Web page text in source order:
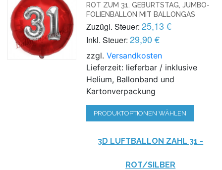
ROT ZUM 31. GEBURTSTAG, JUMBO-
FOLIENBALLON MIT BALLONGAS
Zuzügl. Steuer: 25,13 €
Inkl. Steuer: 29,90 €
zzgl.Versandkosten
Lieferzeit: lieferbar / inklusive
Helium, Ballonband und
Kartonverpackung
PRODUKTOPTIONEN WÄHLEN
3D LUFTBALLON ZAHL 31 -
ROT/SILBER